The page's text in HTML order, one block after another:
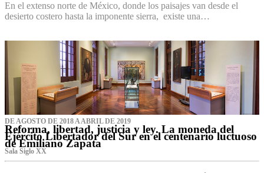
En el extenso norte de México, donde los paisajes van desde el
desierto costero hasta la imponente sierra, existe una…
DE AGOSTO DE 2018 A ABRIL DE 2019
Reforma, libertad, justicia y ley. La moneda del
Ejército Libertador del Sur en el centenario luctuoso
de Emiliano Zapata
Sala Siglo XX